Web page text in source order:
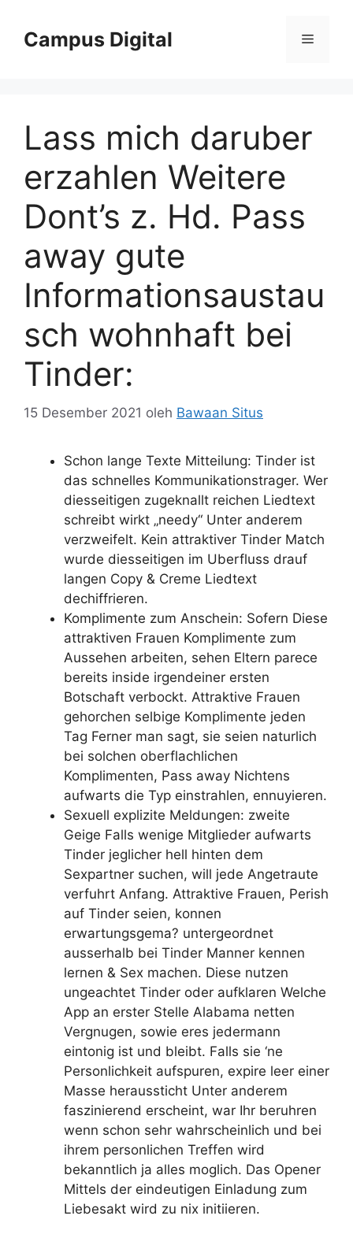
Campus Digital Menu
Lass mich daruber
erzahlen Weitere
Dont’s z. Hd. Pass
away gute
Informationsaustau
sch wohnhaft bei
Tinder:
15 Desember 2021 oleh Bawaan Situs
Schon lange Texte Mitteilung: Tinder ist
das schnelles Kommunikationstrager. Wer
diesseitigen zugeknallt reichen Liedtext
schreibt wirkt „needy“ Unter anderem
verzweifelt. Kein attraktiver Tinder Match
wurde diesseitigen im Uberfluss drauf
langen Copy & Creme Liedtext
dechiffrieren.
Komplimente zum Anschein: Sofern Diese
attraktiven Frauen Komplimente zum
Aussehen arbeiten, sehen Eltern parece
bereits inside irgendeiner ersten
Botschaft verbockt. Attraktive Frauen
gehorchen selbige Komplimente jeden
Tag Ferner man sagt, sie seien naturlich
bei solchen oberflachlichen
Komplimenten, Pass away Nichtens
aufwarts die Typ einstrahlen, ennuyieren.
Sexuell explizite Meldungen: zweite
Geige Falls wenige Mitglieder aufwarts
Tinder jeglicher hell hinten dem
Sexpartner suchen, will jede Angetraute
verfuhrt Anfang. Attraktive Frauen, Perish
auf Tinder seien, konnen
erwartungsgema? untergeordnet
ausserhalb bei Tinder Manner kennen
lernen & Sex machen. Diese nutzen
ungeachtet Tinder oder aufklaren Welche
App an erster Stelle Alabama netten
Vergnugen, sowie eres jedermann
eintonig ist und bleibt. Falls sie ‘ne
Personlichkeit aufspuren, expire leer einer
Masse heraussticht Unter anderem
faszinierend erscheint, war Ihr beruhren
wenn schon sehr wahrscheinlich und bei
ihrem personlichen Treffen wird
bekanntlich ja alles moglich. Das Opener
Mittels der eindeutigen Einladung zum
Liebesakt wird zu nix initiieren.